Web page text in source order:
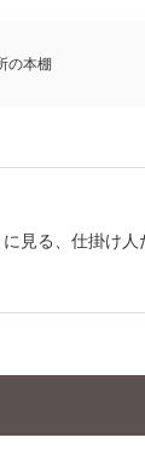
の本棚
見る、仕掛け